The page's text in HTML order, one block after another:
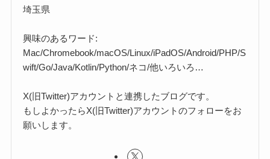
埼玉県
興味のあるワード:
Mac/Chromebook/macOS/Linux/iPadOS/Android/PHP/S
wift/Go/Java/Kotlin/Python/ネコ/他いろいろ…
X(旧Twitter)アカウントと連携したブログです。
もしよかったらX(旧Twitter)アカウントのフォローをお
願いします。